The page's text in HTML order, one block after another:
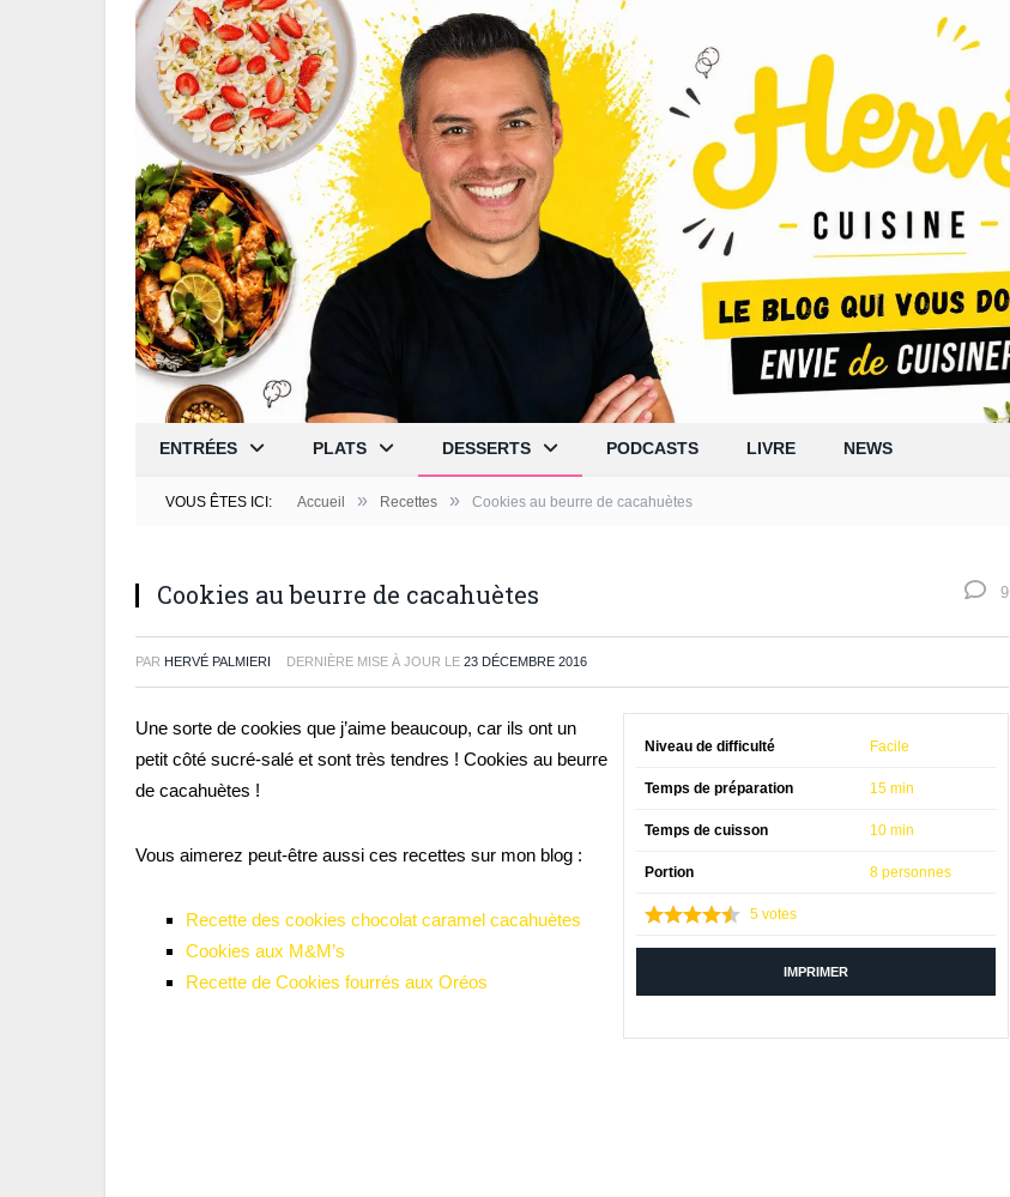
ENTRÉES PLATS DESSERTS PODCASTS LIVRE NEWS
VOUS ÊTES ICI: Accueil » Recettes » Cookies au beurre de cacahuètes
Cookies au beurre de cacahuètes 9
PAR HERVÉ PALMIERI DERNIÈRE MISE À JOUR LE 23 DÉCEMBRE 2016
Niveau de difficulté Facile
Temps de préparation 15 min
Temps de cuisson 10 min
Portion 8 personnes
5votes
IMPRIMER
Une sorte de cookies que j’aime beaucoup, car ils ont un
petit côté sucré-salé et sont très tendres ! Cookies au beurre
de cacahuètes !
Vous aimerez peut-être aussi ces recettes sur mon blog :
Recette des cookies chocolat caramel cacahuètes
Cookies aux M&M’s
Recette de Cookies fourrés aux Oréos